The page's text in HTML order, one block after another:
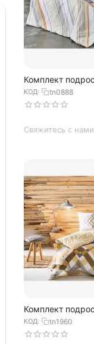
Комплект
постельного
REED цвета
КОД: tn0888
Свяжитесь с
Комплект
постельного
OPTIMA
КОД: tn1960